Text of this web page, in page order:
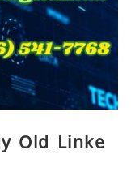
Old Linke